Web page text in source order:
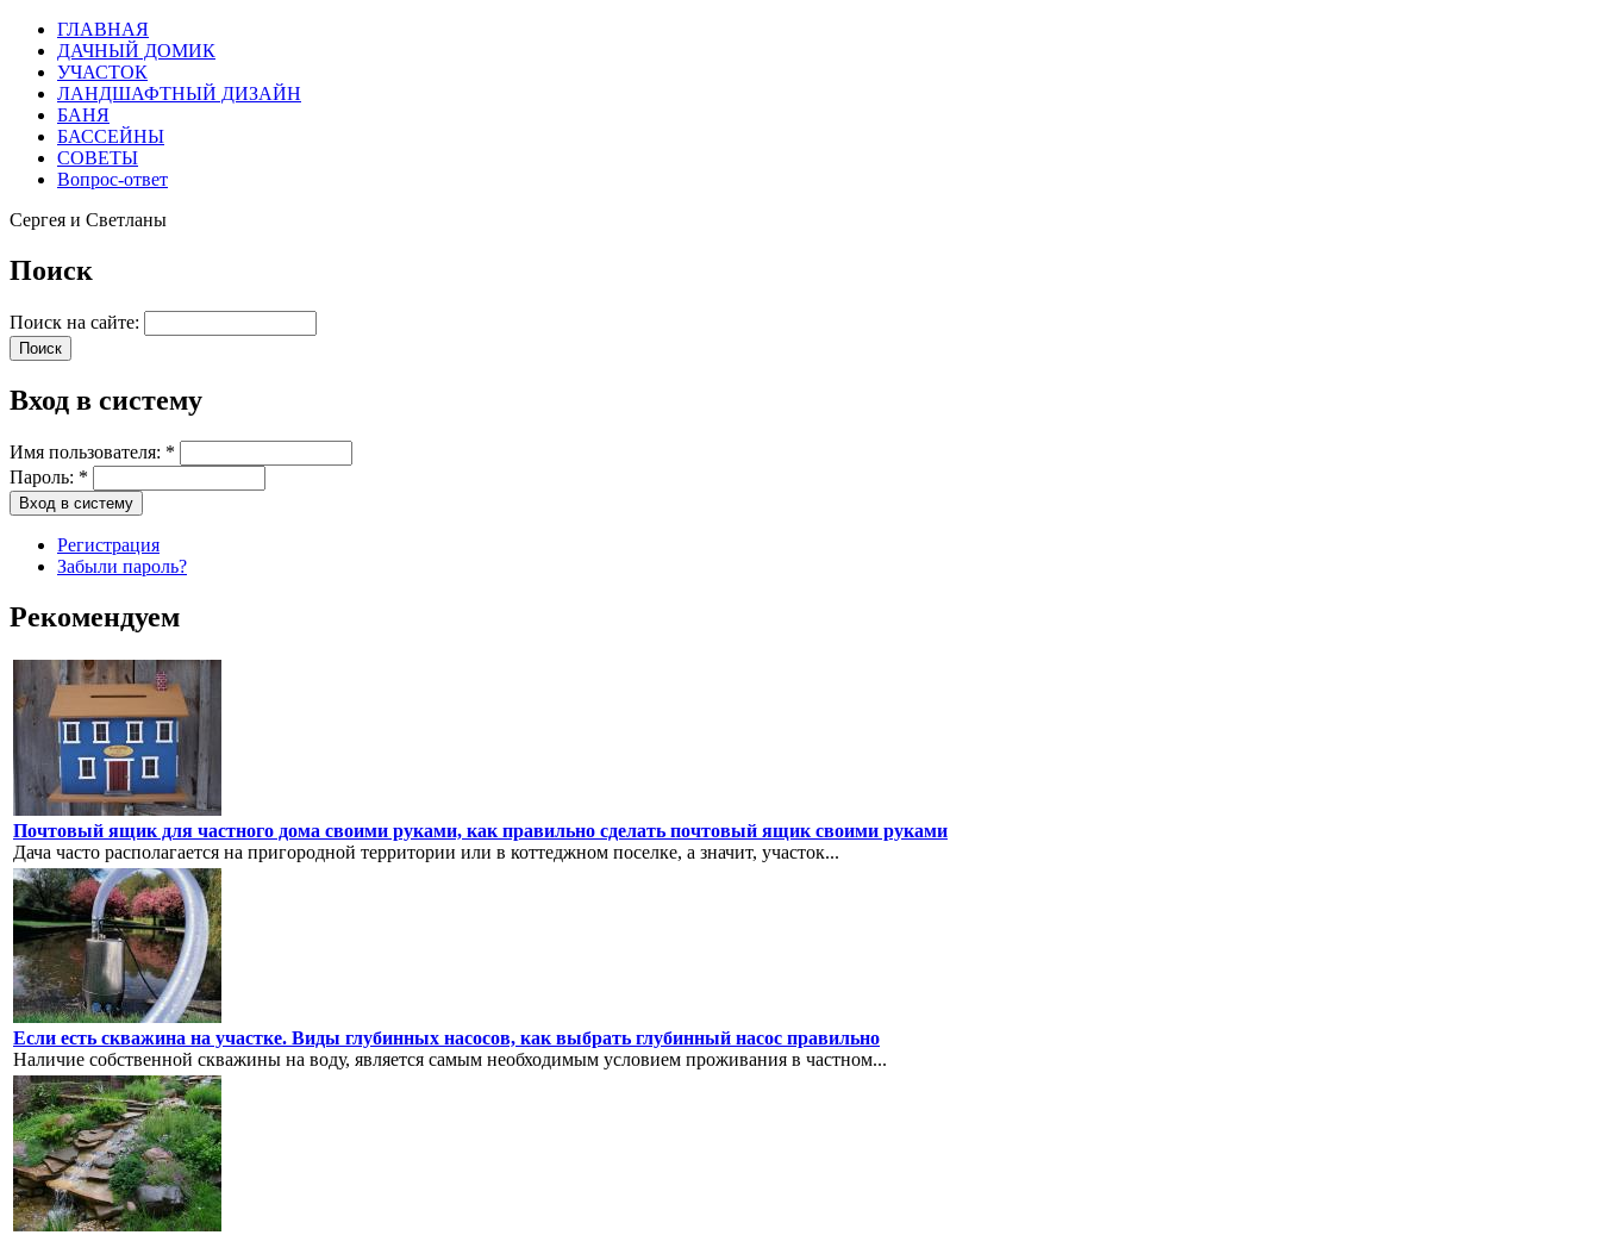
ГЛАВНАЯ
ДАЧНЫЙ ДОМИК
УЧАСТОК
ЛАНДШАФТНЫЙ ДИЗАЙН
БАНЯ
БАССЕЙНЫ
СОВЕТЫ
Вопрос-ответ
Сергея и Светланы
Поиск
Поиск на сайте:
Вход в систему
Имя пользователя: *
Пароль: *
Регистрация
Забыли пароль?
Рекомендуем
Почтовый ящик для частного дома своими руками, как правильно сделать почтовый ящик своими руками
Дача часто располагается на пригородной территории или в коттеджном поселке, а значит, участок...
Если есть скважина на участке. Виды глубинных насосов, как выбрать глубинный насос правильно
Наличие собственной скважины на воду, является самым необходимым условием проживания в частном...